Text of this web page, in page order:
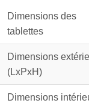
Dimensions des
tablettes
Dimensions
(LxPxH)
Dimensions